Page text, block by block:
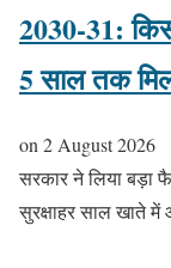
2030-31:
5 साल तक
on 2 August 2026
सरकार ने लिया बड़ा
सुरक्षाहर साल खाते